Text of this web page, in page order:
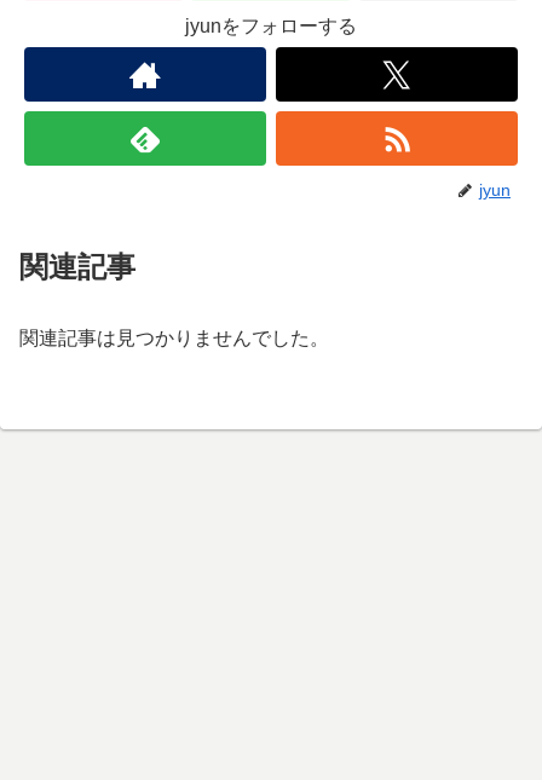
jyunをフォローする
jyun
関連記事
関連記事は見つかりませんでした。